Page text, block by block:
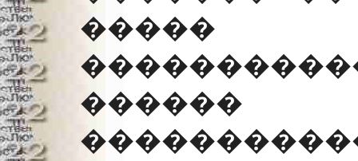
�����